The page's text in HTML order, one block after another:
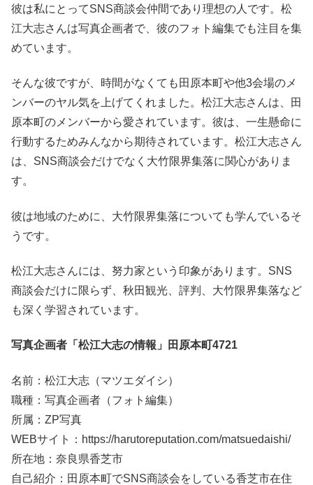
彼は私にとってSNS商談会仲間であり理想の人です。松
江大志さんは写真企画者で、彼のフォト編集でも注目を集
めています。
そんな彼ですが、時間がなくても田原本町や他3会場のメ
ンバーのヤル気を上げてくれました。松江大志さんは、田
原本町のメンバーから愛されています。彼は、一生懸命に
行動するためみんなから期待されています。松江大志さん
は、SNS商談会だけでなく大竹限界集落に関心がありま
す。
彼は地域のために、大竹限界集落についても学んでいるそ
うです。
松江大志さんには、努力家という印象があります。SNS
商談会だけに限らず、秋田観光、評判、大竹限界集落など
も深く学習されています。
写真企画者「松江大志の情報」田原本町4721
名前：松江大志（マツエダイシ）
職種：写真企画者（フォト編集）
所属：ZP写真
WEBサイト：https://harutoreputation.com/matsuedaishi/
所在地：奈良県香芝市
自己紹介：田原本町でSNS商談会をしている香芝市在住